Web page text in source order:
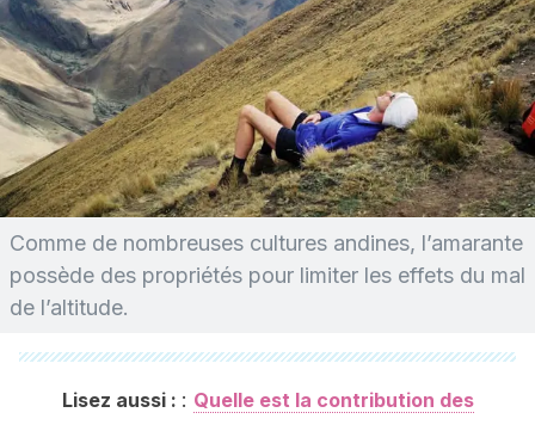
Comme de nombreuses cultures andines, l’amarante
possède des propriétés pour limiter les effets du mal
de l’altitude.
Lisez aussi : : Quelle est la contribution des